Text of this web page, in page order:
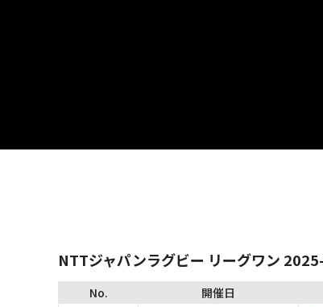
NTTジャパンラグビー リーグワン
No. 開催日